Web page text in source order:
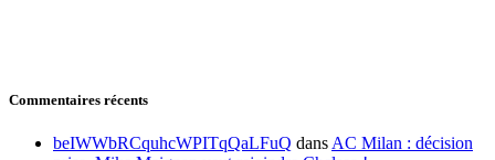
Commentaires récents
beIWWbRCquhcWPITqQaLFuQ dans AC Milan : décision